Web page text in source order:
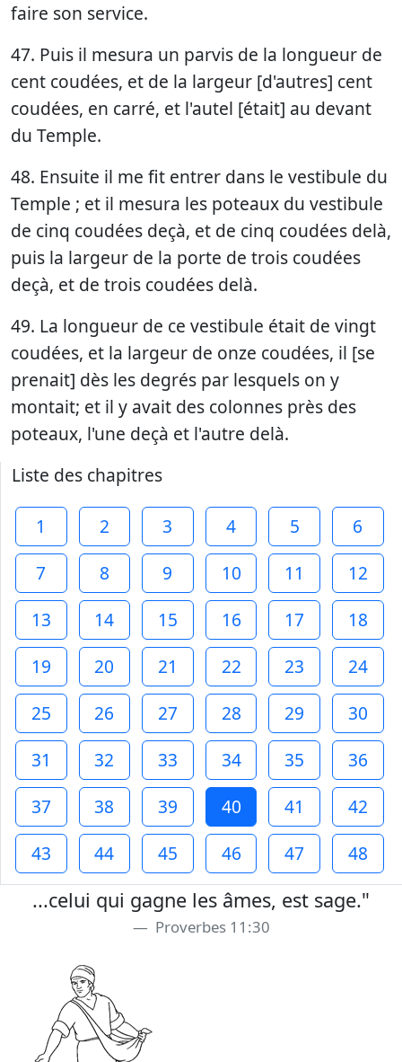
faire son service.
47. Puis il mesura un parvis de la longueur de
cent coudées, et de la largeur [d'autres] cent
coudées, en carré, et l'autel [était] au devant
du Temple.
48. Ensuite il me fit entrer dans le vestibule du
Temple ; et il mesura les poteaux du vestibule
de cinq coudées deçà, et de cinq coudées delà,
puis la largeur de la porte de trois coudées
deçà, et de trois coudées delà.
49. La longueur de ce vestibule était de vingt
coudées, et la largeur de onze coudées, il [se
prenait] dès les degrés par lesquels on y
montait; et il y avait des colonnes près des
poteaux, l'une deçà et l'autre delà.
Liste des chapitres
1 2 3 4 5
6
7
8 9 10 11
12
13
14 15 16 17
18
19
20 21 22 23
24
25
26 27 28 29
30
31
32 33 34 35
36
37
38 39 40 41
42
43
44 45 46 47 48
...celui qui gagne les âmes, est sage."
Proverbes 11:30